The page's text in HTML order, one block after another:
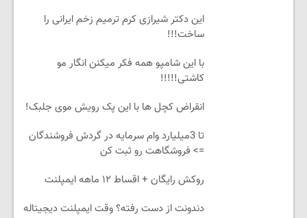
این دکتر شیرازی کرم ترمیم زخم ایرانی را
ساخت!!!
با این شامپو همه فکر میکنن انگار مو
کاشتی!!!!!
انقراض کچل ها با این پک رویش موی جلبک!
تا 3میلیارد وام سرمایه در گردش فروشندگان
=> فروشگاهت رو ثبت کن
روکش رایگان + اقساط ۱۲ ماهه ایمپلنت
دندونت از دست رفته؟ وقت ایمپلنت دیجیتاله